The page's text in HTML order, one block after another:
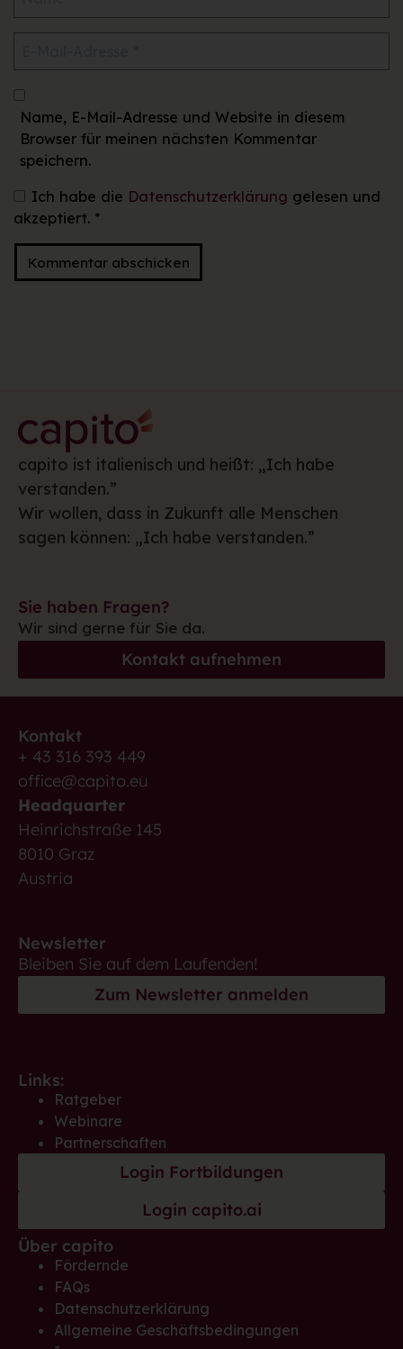
Name, E-Mail-Adresse und Website in diesem
Browser für meinen nächsten Kommentar
speichern.
Ich habe die Datenschutzerklärung gelesen und
akzeptiert. *
capito ist italienisch und heißt: „Ich habe
verstanden.”
Wir wollen, dass in Zukunft alle Menschen
sagen können: „Ich habe verstanden.”
Sie haben Fragen?
Wir sind gerne für Sie da.
Kontakt aufnehmen
Kontakt
+ 43 316 393 449
office@capito.eu
Headquarter
Heinrichstraße 145
8010 Graz
Austria
Newsletter
Bleiben Sie auf dem Laufenden!
Zum Newsletter anmelden
Links:
Ratgeber
Webinare
Partnerschaften
Login Fortbildungen
Login capito.ai
Über capito
Fördernde
FAQs
Datenschutzerklärung
Allgemeine Geschäftsbedingungen